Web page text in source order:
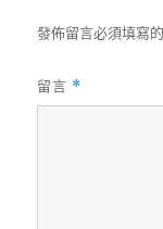
發佈留言必須填寫
留言 *